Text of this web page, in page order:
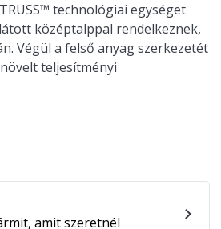
technológiai egységet
középtalppal rendelkeznek,
Végül a felső anyag szerkezetét
teljesítményi
amit szeretnél